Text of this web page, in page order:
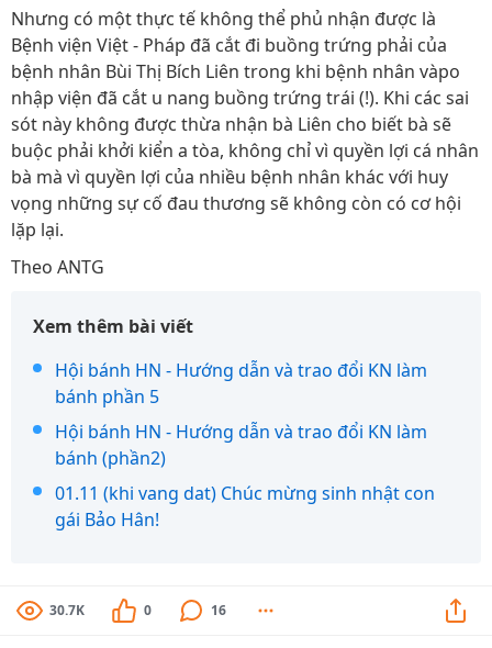
Nhưng có một thực tế không thể phủ nhận được là
Bệnh viện Việt - Pháp đã cắt đi buồng trứng phải của
bệnh nhân Bùi Thị Bích Liên trong khi bệnh nhân vàpo
nhập viện đã cắt u nang buồng trứng trái (!). Khi các sai
sót này không được thừa nhận bà Liên cho biết bà sẽ
buộc phải khởi kiển a tòa, không chỉ vì quyền lợi cá nhân
bà mà vì quyền lợi của nhiều bệnh nhân khác với huy
vọng những sự cố đau thương sẽ không còn có cơ hội
lặp lại.
Theo ANTG
Xem thêm bài viết
Hội bánh HN - Hướng dẫn và trao đổi KN làm
bánh phần 5
Hội bánh HN - Hướng dẫn và trao đổi KN làm
bánh (phần2)
01.11 (khi vang dat) Chúc mừng sinh nhật con
gái Bảo Hân!
30.7K 0 16